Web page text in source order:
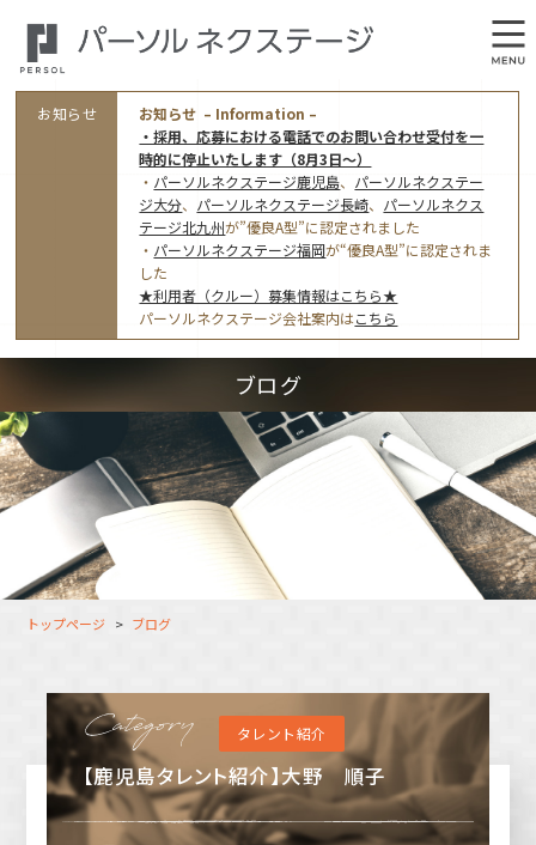
オフィス案内・アクセス
アクセストップ
東京オフィス
福岡オフィス
鹿児島オフィス
大分オフィス
長崎オフィス
福岡コネクトオフィス
松山オフィス
広島オフィス
高松オフィス
事業モデルと仕事内容
ワークスタイル
指定就労継続支援Ａ型事業所にかかる情報公表
採用情報トップ
利用者（クルー）募集
支援スタッフ（タレント） 募集
利用者（クルー）データ
お知らせ
お知らせ – Information –
・採用、応募における電話でのお問い合わせ受付を一
時的に停止いたします（8月3日～）
・ パーソルネクステージ鹿児島、 パーソルネクステー
ジ大分、 パーソルネクステージ長崎、 パーソルネクス
テージ北九州が”優良A型”に認定されました
・ パーソルネクステージ福岡が“優良A型”に認定されま
した
★利用者（クルー）募集情報はこちら★
パーソルネクステージ会社案内はこちら
ブログ
トップページ ブログ
タレント紹介
【鹿児島タレント紹介】大野 順子